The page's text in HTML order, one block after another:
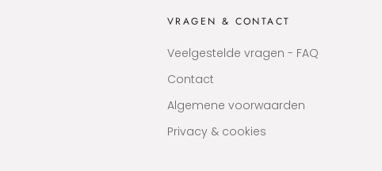
VRAGEN & CONTACT
Veelgestelde vragen - FAQ
Contact
Algemene voorwaarden
Privacy & cookies